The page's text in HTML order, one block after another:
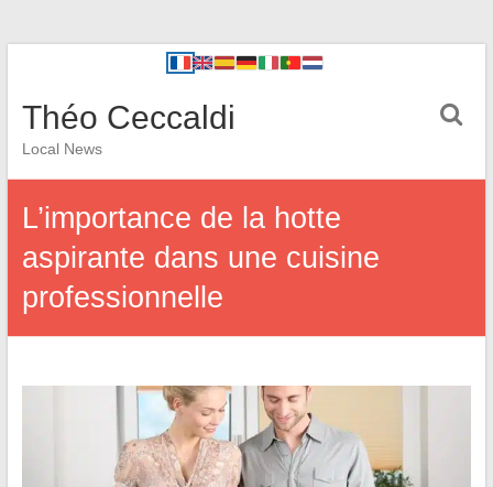
Théo Ceccaldi
Local News
L’importance de la hotte
aspirante dans une cuisine
professionnelle